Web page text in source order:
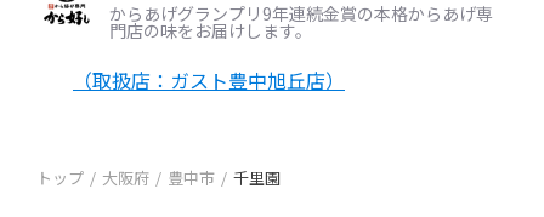
からあげグランプリ9年連続金賞の本格からあげ専
門店の味をお届けします。
（取扱店：ガスト豊中旭丘店）
トップ 大阪府 豊中市 千里園